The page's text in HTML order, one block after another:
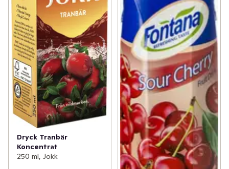
Dryck Tranbär
Koncentrat
250 ml, Jokk